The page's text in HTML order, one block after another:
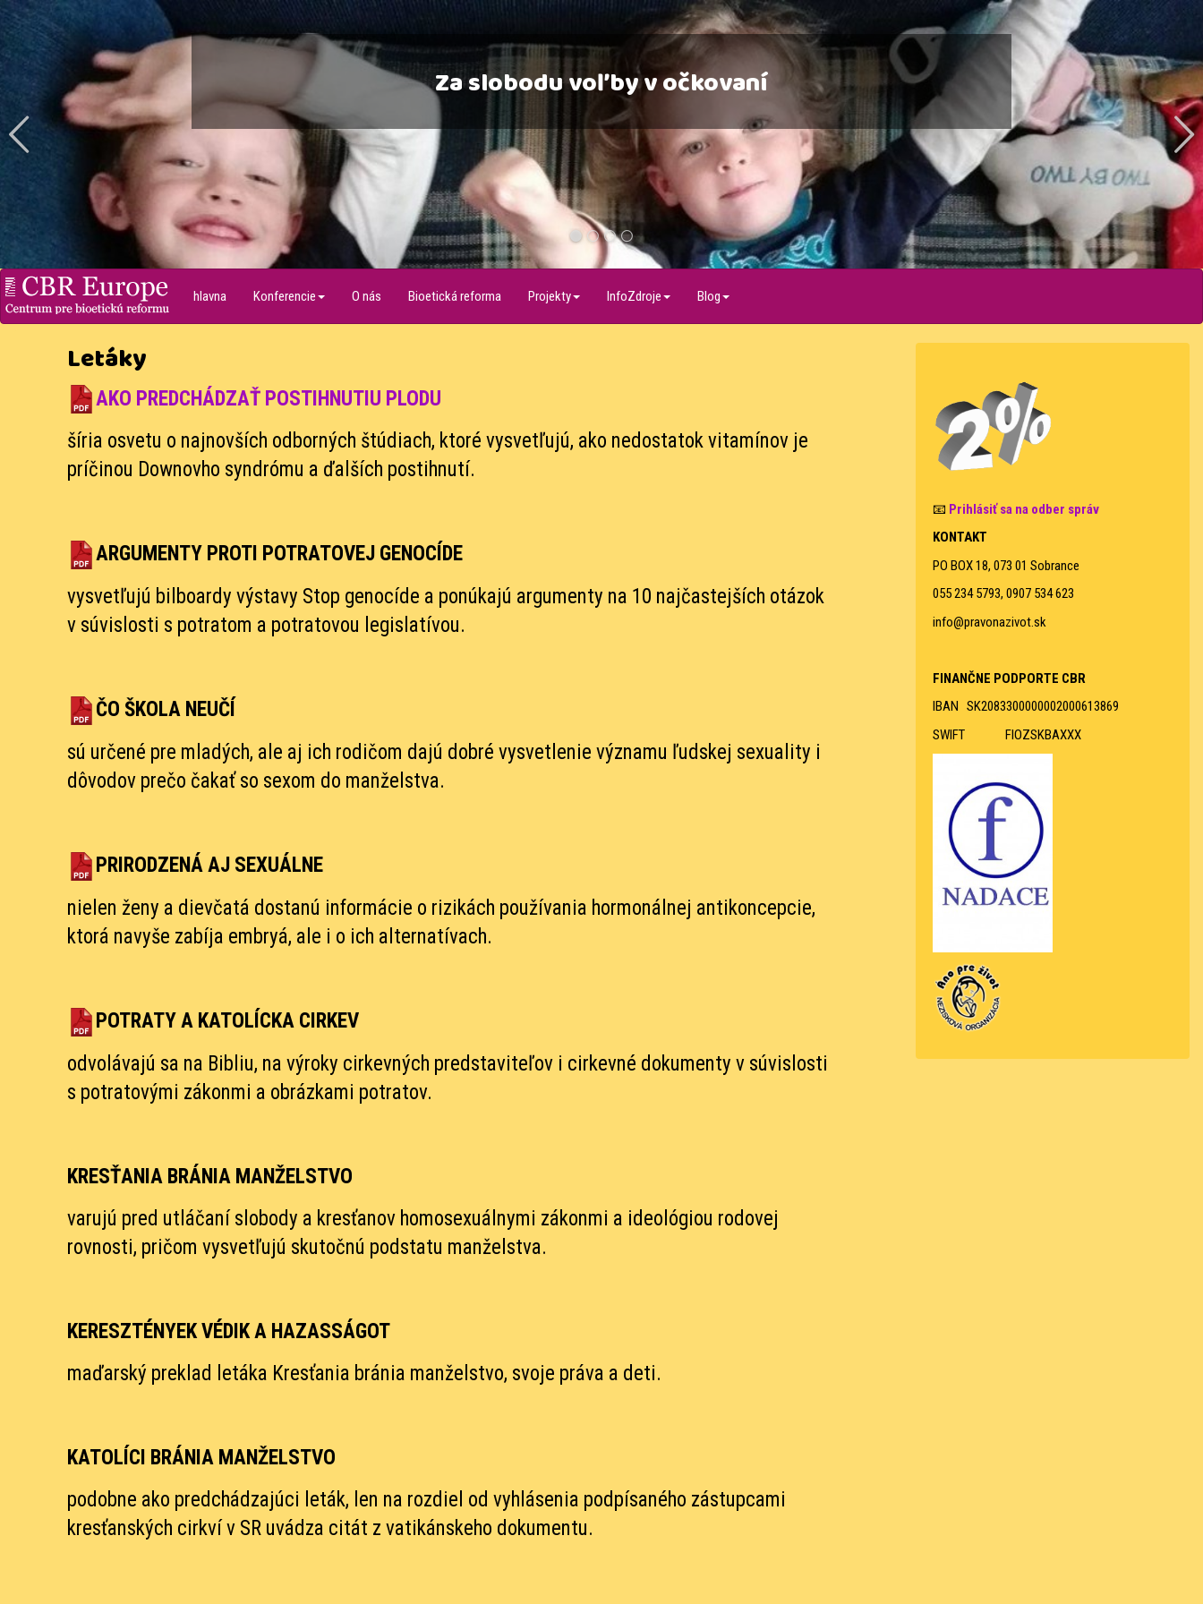
prev
1 2 3
Za slobodu voľby v očkovaní
Centrum pre bioetickú
hlavna Konferencie O nás Bioetická reforma Projekty InfoZdroje Blog
Letáky
AKO PREDCHÁDZAŤ POSTIHNUTIU PLODU
šíria osvetu o najnovších odborných štúdiach, ktoré vysvetľujú, ako nedostatok vitamínov je
príčinou Downovho syndrómu a ďalších postihnutí.
ARGUMENTY PROTI POTRATOVEJ GENOCÍDE
vysvetľujú bilboardy výstavy Stop genocíde a ponúkajú argumenty na 10 najčastejších otázok
v súvislosti s potratom a potratovou legislatívou.
ČO ŠKOLA NEUČÍ
sú určené pre mladých, ale aj ich rodičom dajú dobré vysvetlenie významu ľudskej sexuality i
dôvodov prečo čakať so sexom do manželstva.
PRIRODZENÁ AJ SEXUÁLNE
nielen ženy a dievčatá dostanú informácie o rizikách používania hormonálnej antikoncepcie,
ktorá navyše zabíja embryá, ale i o ich alternatívach.
POTRATY A KATOLÍCKA CIRKEV
odvolávajú sa na Bibliu, na výroky cirkevných predstaviteľov i cirkevné dokumenty v súvislosti
s potratovými zákonmi a obrázkami potratov.
KRESŤANIA BRÁNIA MANŽELSTVO
varujú pred utláčaní slobody a kresťanov homosexuálnymi zákonmi a ideológiou rodovej
rovnosti, pričom vysvetľujú skutočnú podstatu manželstva.
KERESZTÉNYEK VÉDIK A HAZASSÁGOT
maďarský preklad letáka Kresťania bránia manželstvo, svoje práva a deti.
KATOLÍCI BRÁNIA MANŽELSTVO
podobne ako predchádzajúci leták, len na rozdiel od vyhlásenia podpísaného zástupcami
kresťanských cirkví v SR uvádza citát z vatikánskeho dokumentu.
📧 Prihlásiť sa na odber správ
KONTAKT
PO BOX 18, 073 01 Sobrance
055 234 5793, 0907 534 623
info@pravonazivot.sk
FINANČNE PODPORTE CBR
IBAN SK2083300000002000613869
SWIFT FIOZSKBAXXX